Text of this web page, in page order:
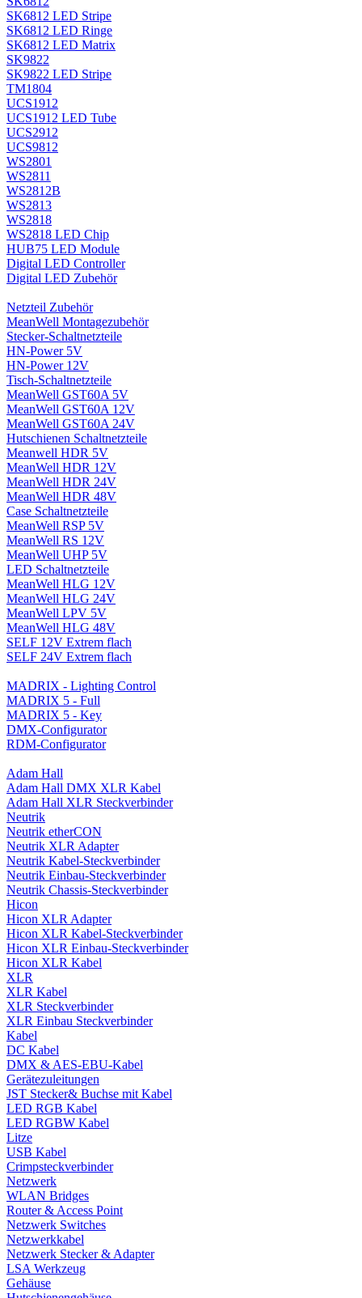
SK6812 LED Stripe
SK6812 LED Ringe
SK6812 LED Matrix
SK9822
SK9822 LED Stripe
TM1804
UCS1912
UCS1912 LED Tube
UCS2912
UCS9812
WS2801
WS2811
WS2812B
WS2813
WS2818
WS2818 LED Chip
HUB75 LED Module
Digital LED Controller
Digital LED Zubehör
Netzteil Zubehör
MeanWell Montagezubehör
Stecker-Schaltnetzteile
HN-Power 5V
HN-Power 12V
Tisch-Schaltnetzteile
MeanWell GST60A 5V
MeanWell GST60A 12V
MeanWell GST60A 24V
Hutschienen Schaltnetzteile
Meanwell HDR 5V
MeanWell HDR 12V
MeanWell HDR 24V
MeanWell HDR 48V
Case Schaltnetzteile
MeanWell RSP 5V
MeanWell RS 12V
MeanWell UHP 5V
LED Schaltnetzteile
MeanWell HLG 12V
MeanWell HLG 24V
MeanWell LPV 5V
MeanWell HLG 48V
SELF 12V Extrem flach
SELF 24V Extrem flach
MADRIX - Lighting Control
MADRIX 5 - Full
MADRIX 5 - Key
DMX-Configurator
RDM-Configurator
Adam Hall
Adam Hall DMX XLR Kabel
Adam Hall XLR Steckverbinder
Neutrik
Neutrik etherCON
Neutrik XLR Adapter
Neutrik Kabel-Steckverbinder
Neutrik Einbau-Steckverbinder
Neutrik Chassis-Steckverbinder
Hicon
Hicon XLR Adapter
Hicon XLR Kabel-Steckverbinder
Hicon XLR Einbau-Steckverbinder
Hicon XLR Kabel
XLR
XLR Kabel
XLR Steckverbinder
XLR Einbau Steckverbinder
Kabel
DC Kabel
DMX & AES-EBU-Kabel
Gerätezuleitungen
JST Stecker& Buchse mit Kabel
LED RGB Kabel
LED RGBW Kabel
Litze
USB Kabel
Crimpsteckverbinder
Netzwerk
WLAN Bridges
Router & Access Point
Netzwerk Switches
Netzwerkkabel
Netzwerk Stecker & Adapter
LSA Werkzeug
Gehäuse